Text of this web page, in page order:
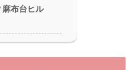
麻布台ヒル